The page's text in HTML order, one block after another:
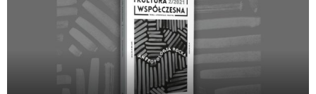
dźwiękowych